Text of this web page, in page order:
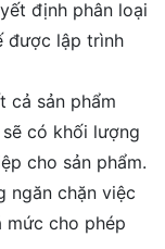
định phân loại
được lập trình
cả sản phẩm
có khối lượng
cho sản phẩm.
ngăn chặn việc
mức cho phép